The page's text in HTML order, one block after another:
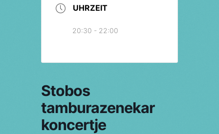
UHRZEIT
20:30 - 22:00
Stobos
tamburazenekar
koncertje